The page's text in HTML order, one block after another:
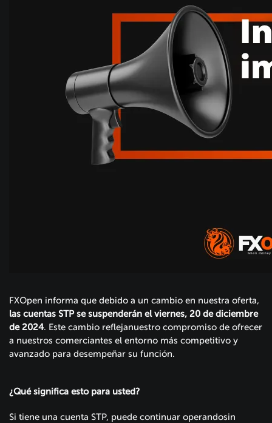
FXOpen informa que debido a un cambio en nuestra oferta,
las cuentas STP se suspenderán el viernes, 20 de diciembre
de 2024. Este cambio reflejanuestro compromiso de ofrecer
a nuestros comerciantes el entorno más competitivo y
avanzado para desempeñar su función.
¿Qué significa esto para usted?
Si tiene una cuenta STP, puede continuar operandosin